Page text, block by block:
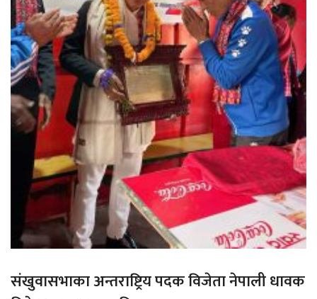
संखुवासभाका अन्तराष्ट्रिय पदक विजेता नेपाली धावक